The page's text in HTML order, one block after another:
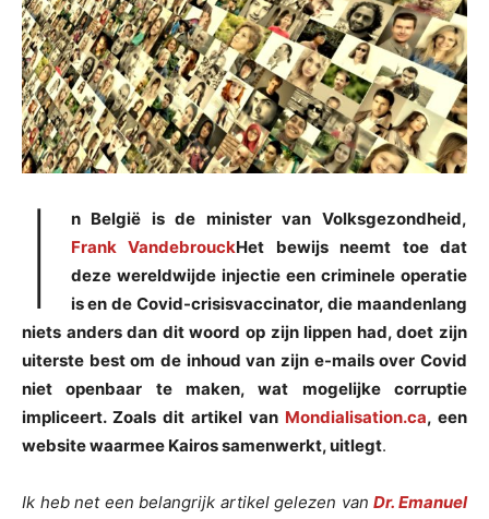
I
n België is de minister van Volksgezondheid,
Frank VandebrouckHet bewijs neemt toe dat
deze wereldwijde injectie een criminele operatie
is en de Covid-crisisvaccinator, die maandenlang
niets anders dan dit woord op zijn lippen had, doet zijn
uiterste best om de inhoud van zijn e-mails over Covid
niet openbaar te maken, wat mogelijke corruptie
impliceert. Zoals dit artikel van Mondialisation.ca, een
website waarmee Kairos samenwerkt, uitlegt.
Ik heb net een belangrijk artikel gelezen vanDr. Emanuel